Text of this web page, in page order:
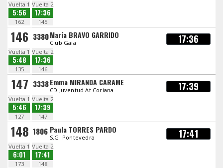
Vuelta 1
5:56
162
Vuelta 2
17:36
145
146 3380María BRAVO GARRIDO
Club Gaia 17:36
Vuelta 1
5:48
135
Vuelta 2
17:36
146
147 3338Emma MIRANDA CARAME
CD Juventud At Coriana 17:39
Vuelta 1
5:46
127
Vuelta 2
17:39
147
148 1806 Paula TORRES PARDO
S.G. Pontevedra 17:41
Vuelta 1
6:01
173
Vuelta 2
17:41
148